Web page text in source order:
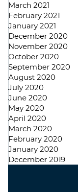
March 2021
February 2021
January 2021
December 2020
November 2020
October 2020
September 2020
August 2020
July 2020
June 2020
May 2020
April 2020
March 2020
February 2020
January 2020
December 2019